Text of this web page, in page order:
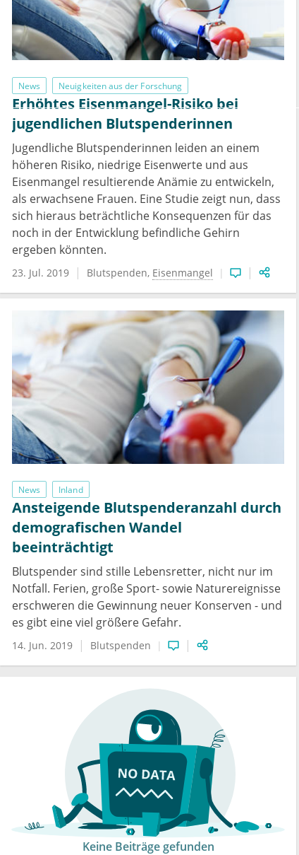
News Neuigkeiten aus der Forschung
Erhöhtes Eisenmangel-Risiko bei
jugendlichen Blutspenderinnen
Jugendliche Blutspenderinnen leiden an einem
höheren Risiko, niedrige Eisenwerte und aus
Eisenmangel resultierende Anämie zu entwickeln,
als erwachsene Frauen. Eine Studie zeigt nun, dass
sich hieraus beträchtliche Konsequenzen für das
noch in der Entwicklung befindliche Gehirn
ergeben könnten.
23. Jul. 2019 Blutspenden Eisenmangel
News Inland
Ansteigende Blutspenderanzahl durch
demografischen Wandel
beeinträchtigt
Blutspender sind stille Lebensretter, nicht nur im
Notfall. Ferien, große Sport- sowie Naturereignisse
erschweren die Gewinnung neuer Konserven - und
es gibt eine viel größere Gefahr.
14. Jun. 2019 Blutspenden
Keine Beiträge gefunden